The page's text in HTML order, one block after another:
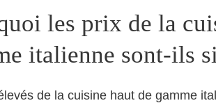
les prix de la
italienne sont-ils
de la cuisine haut de gamme